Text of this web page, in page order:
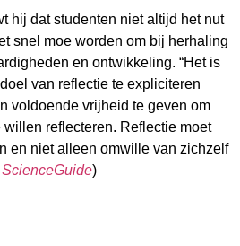
hij dat studenten niet altijd het nut
snel moe worden om bij herhaling
en ontwikkeling. “Het is
van reflectie te expliciteren
voldoende vrijheid te geven om
reflecteren. Reflectie moet
en niet alleen omwille van zichzelf
ScienceGuide)